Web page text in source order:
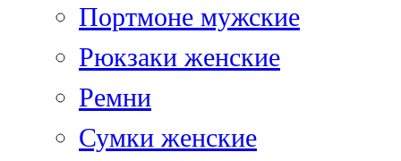
Портмоне мужские
Рюкзаки женские
Ремни
Сумки женские